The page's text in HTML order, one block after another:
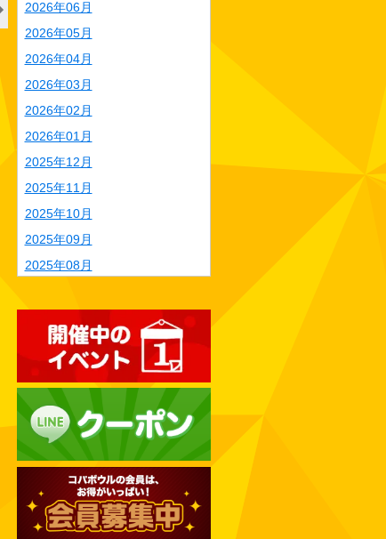
2026年06月
2026年05月
2026年04月
2026年03月
2026年02月
2026年01月
2025年12月
2025年11月
2025年10月
2025年09月
2025年08月
2025年05月
2025年04月
2025年03月
2025年02月
2025年01月
2024年12月
2024年11月
2024年10月